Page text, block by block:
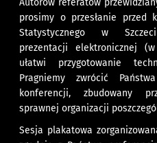
Autorów referatów
prosimy o przesłanie przed
Statystycznego w
prezentacji elektronicznej
ułatwi przygotowanie
Pragniemy zwrócić
konferencji, zbudowany
sprawnej organizacji
Sesja plakatowa